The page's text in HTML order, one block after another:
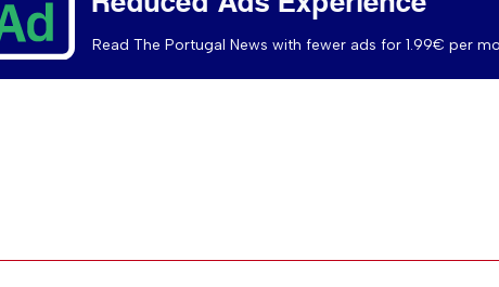
Read The Portugal News with fewer ads for 1.99€ per